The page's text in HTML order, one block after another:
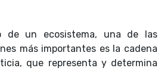
de un ecosistema, una de las
más importantes es la cadena
que representa y determina